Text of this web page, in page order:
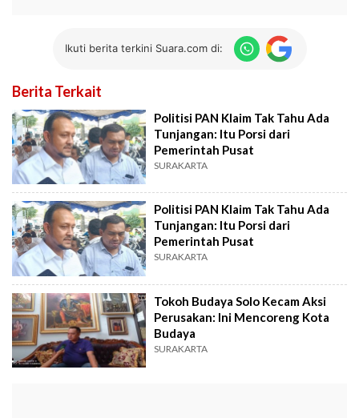
Ikuti berita terkini Suara.com di:
Berita Terkait
Politisi PAN Klaim Tak Tahu Ada
Tunjangan: Itu Porsi dari
Pemerintah Pusat
SURAKARTA
Politisi PAN Klaim Tak Tahu Ada
Tunjangan: Itu Porsi dari
Pemerintah Pusat
SURAKARTA
Tokoh Budaya Solo Kecam Aksi
Perusakan: Ini Mencoreng Kota
Budaya
SURAKARTA